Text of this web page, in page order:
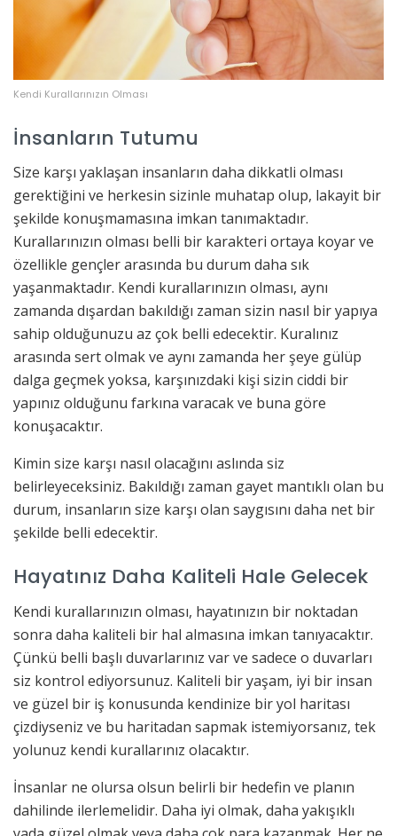
Kendi Kurallarınızın Olması
İnsanların Tutumu
Size karşı yaklaşan insanların daha dikkatli olması
gerektiğini ve herkesin sizinle muhatap olup, lakayit bir
şekilde konuşmamasına imkan tanımaktadır.
Kurallarınızın olması belli bir karakteri ortaya koyar ve
özellikle gençler arasında bu durum daha sık
yaşanmaktadır. Kendi kurallarınızın olması, aynı
zamanda dışardan bakıldığı zaman sizin nasıl bir yapıya
sahip olduğunuzu az çok belli edecektir. Kuralınız
arasında sert olmak ve aynı zamanda her şeye gülüp
dalga geçmek yoksa, karşınızdaki kişi sizin ciddi bir
yapınız olduğunu farkına varacak ve buna göre
konuşacaktır.
Kimin size karşı nasıl olacağını aslında siz
belirleyeceksiniz. Bakıldığı zaman gayet mantıklı olan bu
durum, insanların size karşı olan saygısını daha net bir
şekilde belli edecektir.
Hayatınız Daha Kaliteli Hale Gelecek
Kendi kurallarınızın olması, hayatınızın bir noktadan
sonra daha kaliteli bir hal almasına imkan tanıyacaktır.
Çünkü belli başlı duvarlarınız var ve sadece o duvarları
siz kontrol ediyorsunuz. Kaliteli bir yaşam, iyi bir insan
ve güzel bir iş konusunda kendinize bir yol haritası
çizdiyseniz ve bu haritadan sapmak istemiyorsanız, tek
yolunuz kendi kurallarınız olacaktır.
İnsanlar ne olursa olsun belirli bir hedefin ve planın
dahilinde ilerlemelidir. Daha iyi olmak, daha yakışıklı